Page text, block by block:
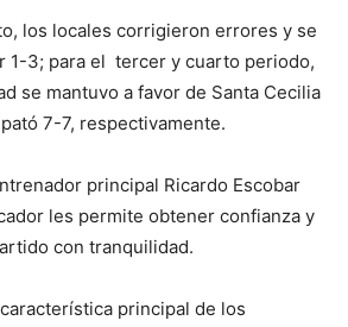
los locales corrigieron errores y se
1-3; para el tercer y cuarto periodo,
se mantuvo a favor de Santa Cecilia
7-7, respectivamente.
principal Ricardo Escobar
les permite obtener confianza y
con tranquilidad.
principal de los